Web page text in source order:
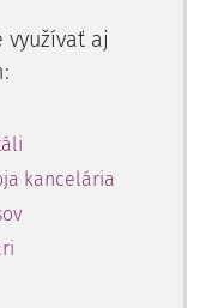
využívať aj
kancelária